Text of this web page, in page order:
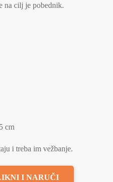
na cilj je pobednik.
cm
i treba im vežbanje.
I NARUČI